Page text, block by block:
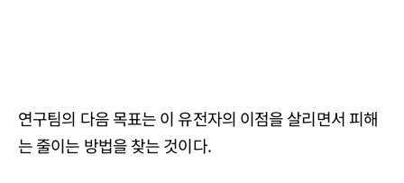
연구팀의 다음 목표는 이 유전자의 이점을 살리면서 피해
는 줄이는 방법을 찾는 것이다.